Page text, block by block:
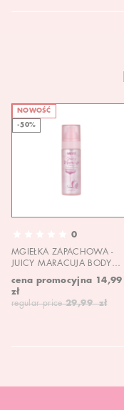
NOWOŚĆ
-50%
0
MGIEŁKA ZAPACHOWA -
JUICY MARACUJA BODY
cena promocyjna 14,99
zł
regular price 29,99 zł